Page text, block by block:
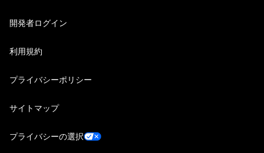
開発者ログイン
利用規約
プライバシーポリシー
サイトマップ
プライバシーの選択